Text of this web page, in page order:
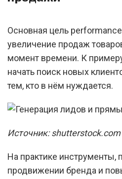
Основная цель
увеличение продаж
момент времени. К
начать поиск новых
тем, кто в нём нуждается.
Источник: shutterstock.com
На практике
продвижении бренда и